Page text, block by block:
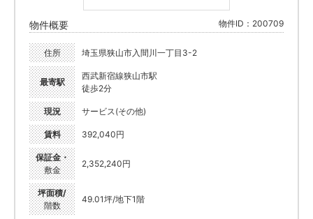
物件概要 物件ID：200709
住所 埼玉県狭山市入間川一丁目3-2
最寄駅
西武新宿線狭山市駅
徒歩2分
現況 サービス(その他)
賃料 392,040円
保証金・
敷金
2,352,240円
坪面積/
階数
49.01坪/地下1階